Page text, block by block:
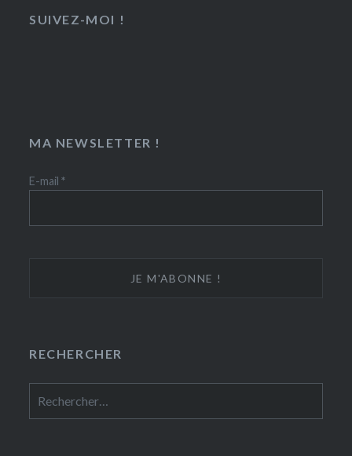
SUIVEZ-MOI !
MA NEWSLETTER !
E-mail*
RECHERCHER